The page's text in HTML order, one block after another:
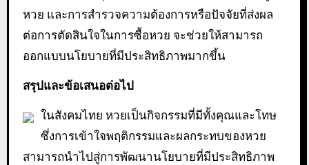
หวย และการสำรวจความต้องการหรือปัจจัยที่ส่งผล
ต่อการตัดสินใจในการซื้อหวย จะช่วยให้สามารถ
ออกแบบนโยบายที่มีประสิทธิภาพมากขึ้น
สรุปและข้อเสนอต่อไป
ในสังคมไทย หวยเป็นกิจกรรมที่มีทั้งคุณและโทษ
ซึ่งการเข้าใจพฤติกรรมและผลกระทบของหวย
สามารถนำไปสู่การพัฒนานโยบายที่มีประสิทธิภาพ